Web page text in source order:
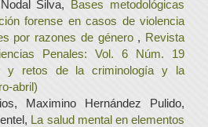
Silva, Bases metodológicas
forense en casos de violencia
por razones de género , Revista
Penales: Vol. 6 Núm. 19
y retos de la criminología y la
abril)
Maximino Hernández Pulido,
La salud mental en elementos